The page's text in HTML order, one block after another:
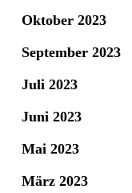
Oktober 2023
September 2023
Juli 2023
Juni 2023
Mai 2023
März 2023